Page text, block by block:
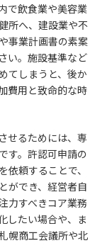
で飲食業や美容業
所へ、建設業や不
事業計画書の素案
い。施設基準など
てしまうと、後か
費用と致命的な時
せるためには、専
す。許認可申請の
頼することで、
ができ、経営者自
力すべきコア業務
したい場合や、ま
幌商工会議所や北